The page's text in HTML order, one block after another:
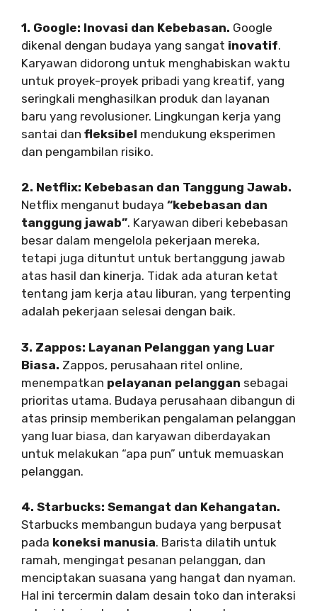
1. Google: Inovasi dan Kebebasan. Google
dikenal dengan budaya yang sangat inovatif.
Karyawan didorong untuk menghabiskan waktu
untuk proyek-proyek pribadi yang kreatif, yang
seringkali menghasilkan produk dan layanan
baru yang revolusioner. Lingkungan kerja yang
santai dan fleksibel mendukung eksperimen
dan pengambilan risiko.
2. Netflix: Kebebasan dan Tanggung Jawab.
Netflix menganut budaya “kebebasan dan
tanggung jawab”. Karyawan diberi kebebasan
besar dalam mengelola pekerjaan mereka,
tetapi juga dituntut untuk bertanggung jawab
atas hasil dan kinerja. Tidak ada aturan ketat
tentang jam kerja atau liburan, yang terpenting
adalah pekerjaan selesai dengan baik.
3. Zappos: Layanan Pelanggan yang Luar
Biasa. Zappos, perusahaan ritel online,
menempatkan pelayanan pelanggan sebagai
prioritas utama. Budaya perusahaan dibangun di
atas prinsip memberikan pengalaman pelanggan
yang luar biasa, dan karyawan diberdayakan
untuk melakukan “apa pun” untuk memuaskan
pelanggan.
4. Starbucks: Semangat dan Kehangatan.
Starbucks membangun budaya yang berpusat
pada koneksi manusia. Barista dilatih untuk
ramah, mengingat pesanan pelanggan, dan
menciptakan suasana yang hangat dan nyaman.
Hal ini tercermin dalam desain toko dan interaksi